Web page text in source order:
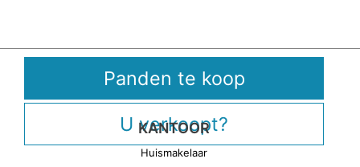
Panden te koop
U verkoopt?
KANTOOR
Huismakelaar